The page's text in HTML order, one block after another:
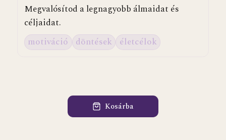
Megvalósítod a legnagyobb álmaidat és
céljaidat.
motiváció
döntések életcélok
Kosárba